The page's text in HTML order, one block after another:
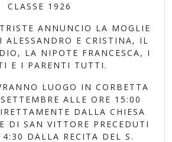
CLASSE 1926
ANNUNCIO LA MOGLIE
ALESSANDRO E CRISTINA, IL
LA NIPOTE FRANCESCA, I
E I PARENTI TUTTI.
LUOGO IN CORBETTA
ALLE ORE 15:00
DALLA CHIESA
DI SAN VITTORE PRECEDUTI
DALLA RECITA DEL S.